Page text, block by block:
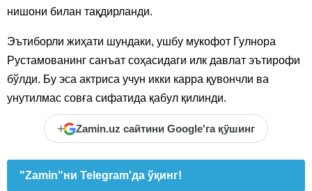
нишони билан тақдирланди.
Эътиборли жиҳати шундаки, ушбу мукофот Гулнора
Рустамованинг санъат соҳасидаги илк давлат эътирофи
бўлди. Бу эса актриса учун икки карра қувончли ва
унутилмас совға сифатида қабул қилинди.
+ Zamin.uz сайтини Google'га қўшинг
"Zamin"ни Telegram'да ўқинг!